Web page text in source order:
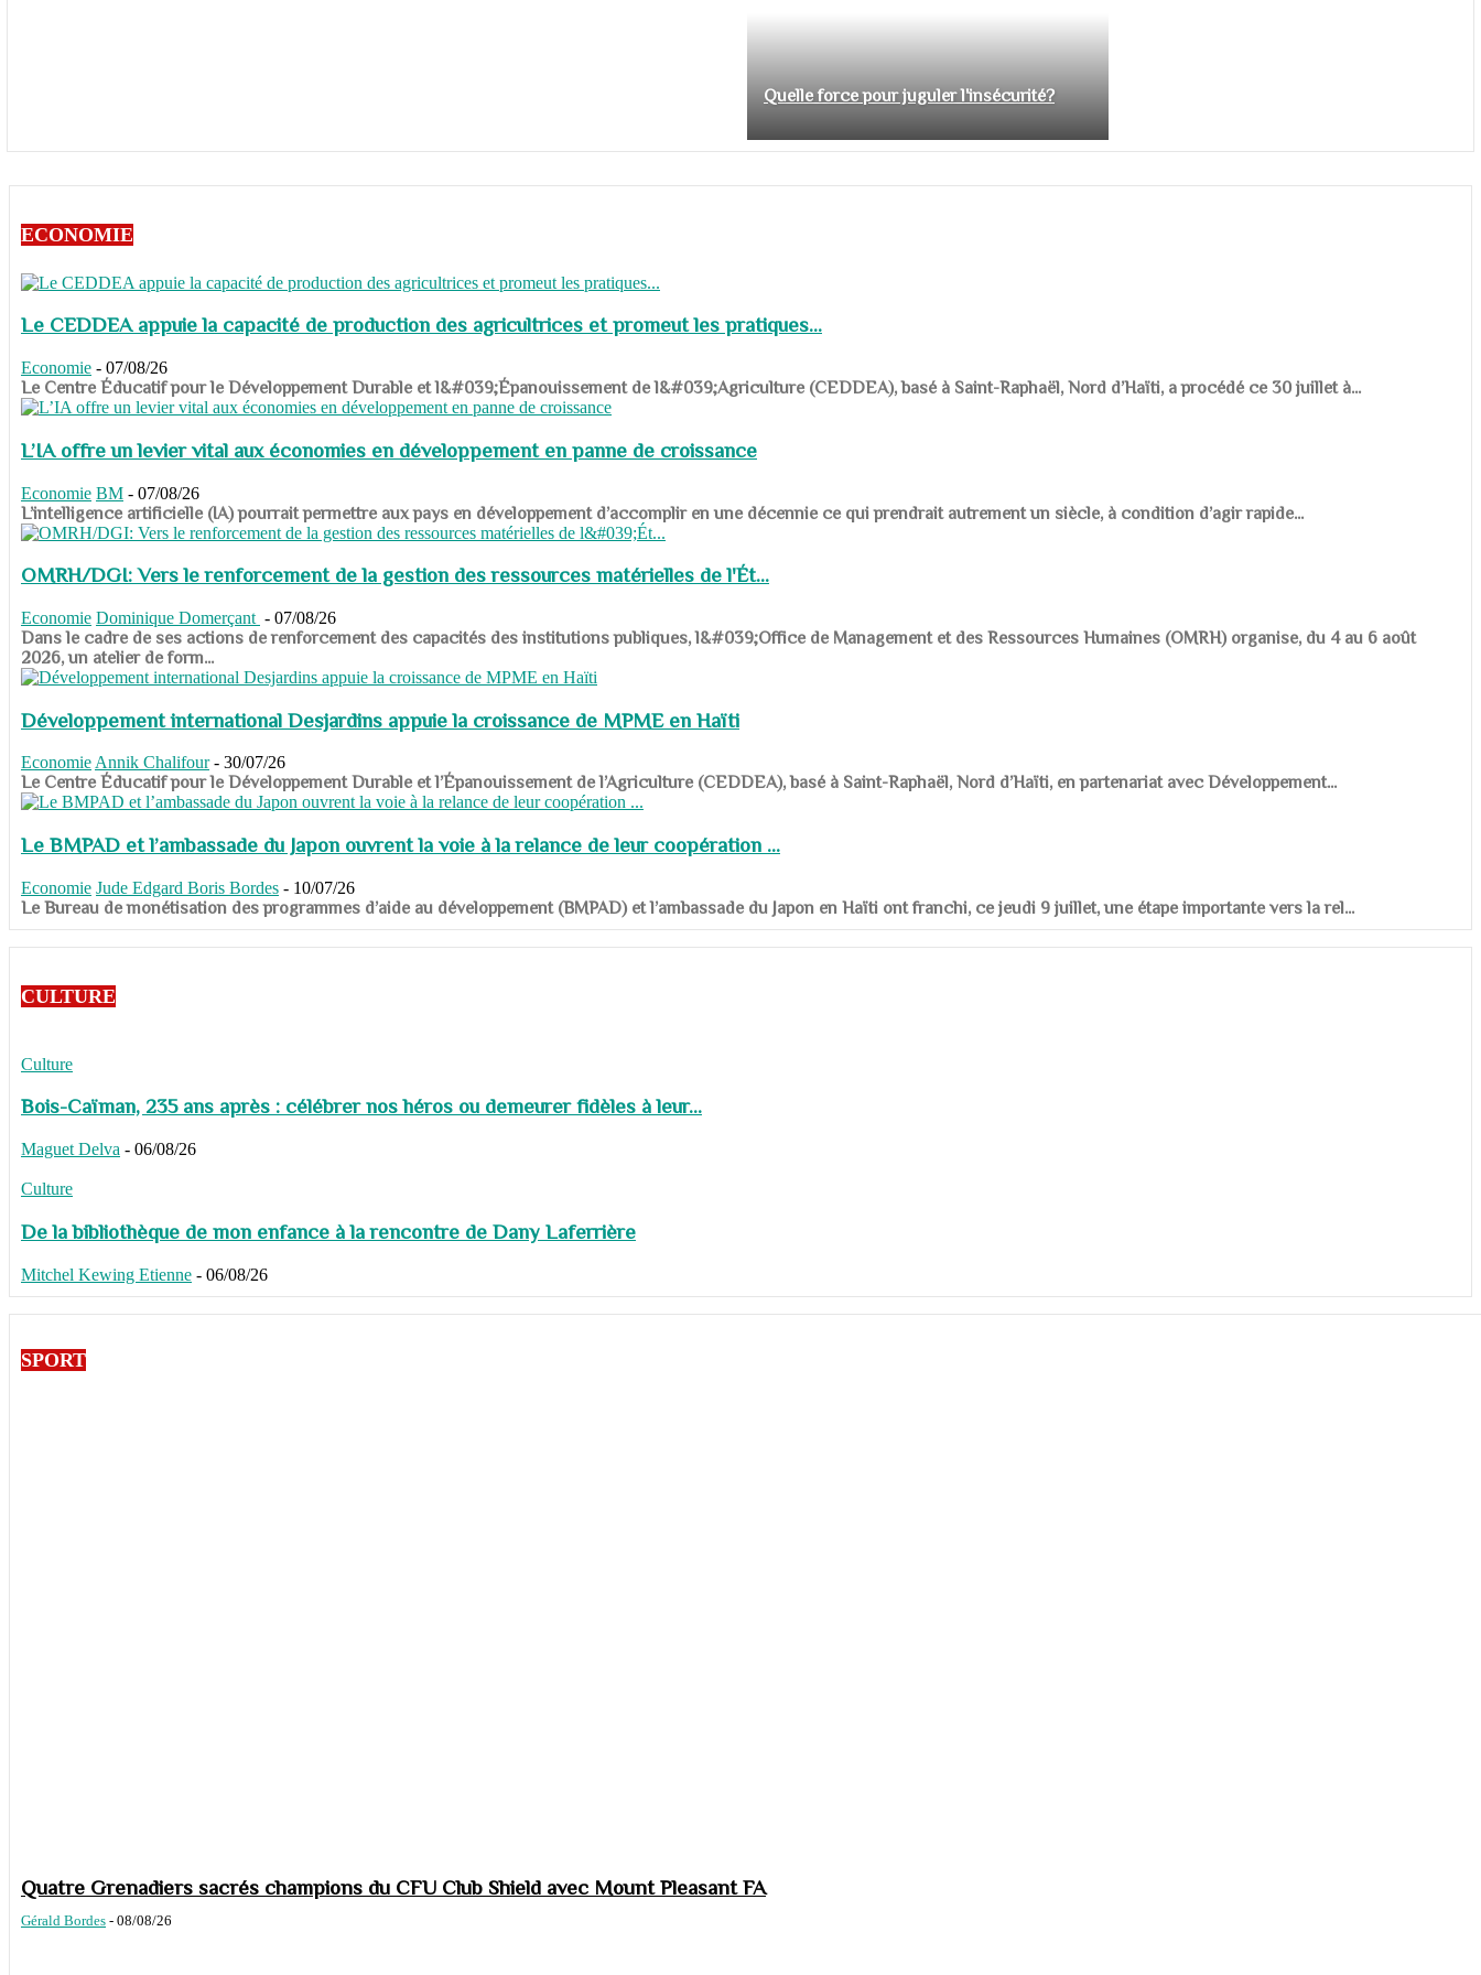
Quelle force pour juguler l'insécurité?
ECONOMIE
Le CEDDEA appuie la capacité de production des agricultrices et promeut les pratiques...
Economie - 07/08/26
​​​​​​​Le Centre Éducatif pour le Développement Durable et l&#039;Épanouissement de l&#039;Agriculture (CEDDEA), basé à Saint-Raphaël, Nord d’Haïti, a procédé ce 30 juillet à...
L’IA offre un levier vital aux économies en développement en panne de croissance
Economie BM - 07/08/26
​​​​​​​L’intelligence artificielle (IA) pourrait permettre aux pays en développement d’accomplir en une décennie ce qui prendrait autrement un siècle, à condition d’agir rapide...
OMRH/DGI: Vers le renforcement de la gestion des ressources matérielles de l'Ét...
Economie Dominique Domerçant - 07/08/26
Dans le cadre de ses actions de renforcement des capacités des institutions publiques, l&#039;Office de Management et des Ressources Humaines (OMRH) organise, du 4 au 6 août
2026, un atelier de form...
Développement international Desjardins appuie la croissance de MPME en Haïti
Economie Annik Chalifour - 30/07/26
​​​​​​​Le Centre Éducatif pour le Développement Durable et l’Épanouissement de l’Agriculture (CEDDEA), basé à Saint-Raphaël, Nord d’Haïti, en partenariat avec Développement...
Le BMPAD et l’ambassade du Japon ouvrent la voie à la relance de leur coopération ...
Economie Jude Edgard Boris Bordes - 10/07/26
​​​​​​​Le Bureau de monétisation des programmes d’aide au développement (BMPAD) et l’ambassade du Japon en Haïti ont franchi, ce jeudi 9 juillet, une étape importante vers la rel...
CULTURE
Culture
Bois-Caïman, 235 ans après : célébrer nos héros ou demeurer fidèles à leur...
Maguet Delva - 06/08/26
Culture
De la bibliothèque de mon enfance à la rencontre de Dany Laferrière
Mitchel Kewing Etienne - 06/08/26
SPORT
Quatre Grenadiers sacrés champions du CFU Club Shield avec Mount Pleasant FA
Gérald Bordes - 08/08/26